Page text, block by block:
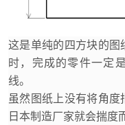
这是单纯的四方块的图
时，完成的零件一定
线。
虽然图纸上没有将角度
日本制造厂家就会揣度